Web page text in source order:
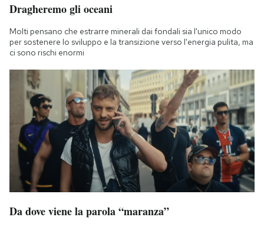
Dragheremo gli oceani
Molti pensano che estrarre minerali dai fondali sia l'unico modo
per sostenere lo sviluppo e la transizione verso l'energia pulita, ma
ci sono rischi enormi
Da dove viene la parola “maranza”